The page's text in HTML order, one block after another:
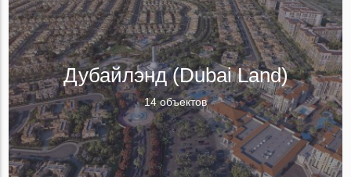
Дубайлэнд (Dubai Land)
14 объектов